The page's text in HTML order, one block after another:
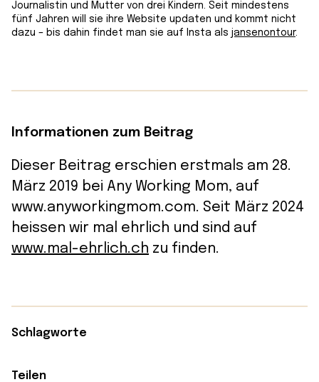
Journalistin und Mutter von drei Kindern. Seit mindestens
fünf Jahren will sie ihre Website updaten und kommt nicht
dazu – bis dahin findet man sie auf Insta als jansenontour.
Informationen zum Beitrag
Dieser Beitrag erschien erstmals am 28.
März 2019 bei Any Working Mom, auf
www.anyworkingmom.com. Seit März 2024
heissen wir mal ehrlich und sind auf
www.mal-ehrlich.ch zu finden.
Schlagworte
Teilen